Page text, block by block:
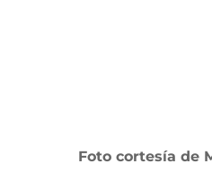
Foto cortesía de